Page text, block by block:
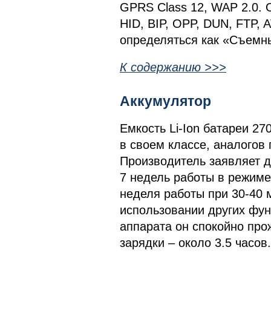
GPRS Class 12, WAP 2.0.
HID, BIP, OPP, DUN, FTP,
определяться как
К содержанию >>>
Аккумулятор
Емкость Li-Ion батареи
в своем классе,
Производитель заявляет
7 недель работы в
неделя работы при 30-40
использовании других
аппарата он спокойно
зарядки – около 3.5 часов.